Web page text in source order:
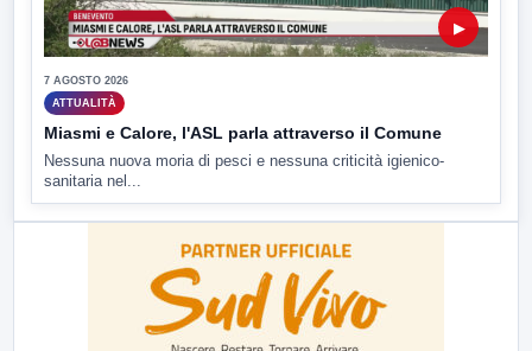
▶
7 AGOSTO 2026
ATTUALITÀ
Miasmi e Calore, l'ASL parla attraverso il Comune
Nessuna nuova moria di pesci e nessuna criticità igienico-
sanitaria nel...